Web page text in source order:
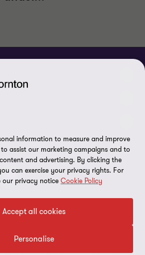
prestan servicios de auditoría,
information to measure and improve
assist our marketing campaigns and to
and advertising. By clicking the
can exercise your privacy rights. For
our privacy notice Cookie Policy
Accept all cookies
Personalise